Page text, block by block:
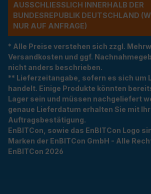
USSCHLIESSLICH INNERHALB DER BU
NDESREPUBLIK DEUTSCHLAND
R AUF ANFRAGE)
* Alle Preise verstehen sich zzgl.
Versandkosten und ggf.
nicht anders beschrieben.
** Lieferzeitangabe, sofern es sich um
handelt. Einige Produkte könnten
Lager sein und müssen nachgeliefert
genaue Lieferdatum erhalten Sie mit
Auftragsbestätigung.
EnBITCon, sowie das EnBITCon Logo
Marken der EnBITCon GmbH - Alle
EnBITCon 2026